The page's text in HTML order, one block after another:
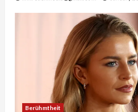
Berühmtheit